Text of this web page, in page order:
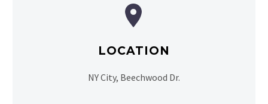


LOCATION
NY City, Beechwood Dr.